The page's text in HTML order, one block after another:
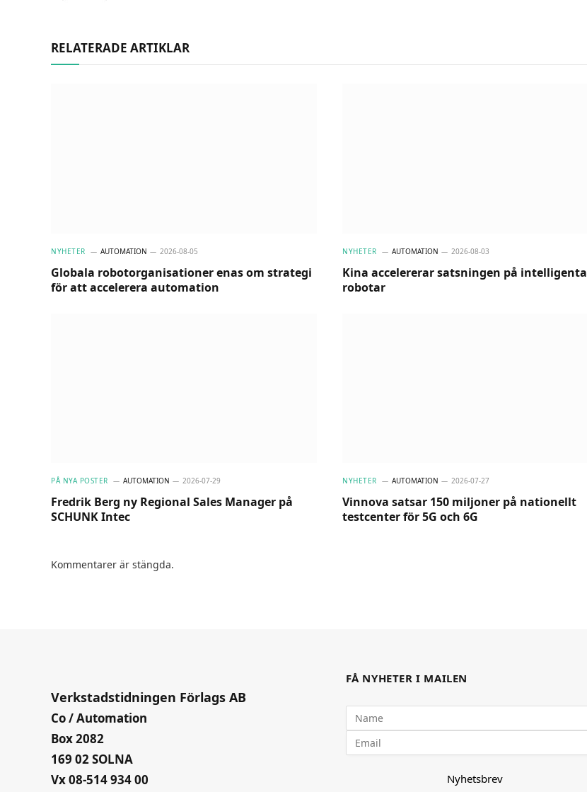
RELATERADE ARTIKLAR
NYHETER AUTOMATION 2026-08-05
Globala robotorganisationer enas om strategi
för att accelerera automation
NYHETER AUTOMATION 2026-08-03
Kina accelererar satsningen på intelligenta
robotar
PÅ NYA POSTER AUTOMATION 2026-07-29
Fredrik Berg ny Regional Sales Manager på
SCHUNK Intec
NYHETER AUTOMATION 2026-07-27
Vinnova satsar 150 miljoner på nationellt
testcenter för 5G och 6G
Kommentarer är stängda.
Verkstadstidningen Förlags AB
Co / Automation
Box 2082
169 02 SOLNA
Vx 08-514 934 00
FÅ NYHETER I MAILEN
Nyhetsbrev